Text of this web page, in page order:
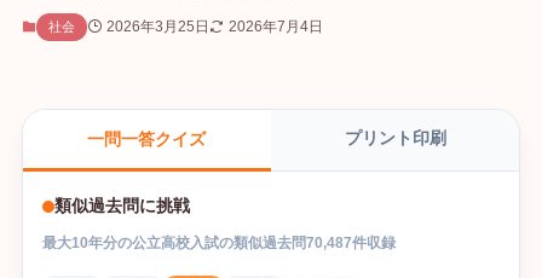
社会 2026年3月25日 2026年7月4日
一問一答クイズ プリント印刷
類似過去問に挑戦
最大10年分の公立高校入試の類似過去問70,487件収録